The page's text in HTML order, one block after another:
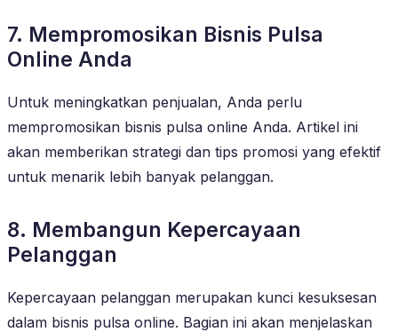
7. Mempromosikan Bisnis Pulsa
Online Anda
Untuk meningkatkan penjualan, Anda perlu
mempromosikan bisnis pulsa online Anda. Artikel ini
akan memberikan strategi dan tips promosi yang efektif
untuk menarik lebih banyak pelanggan.
8. Membangun Kepercayaan
Pelanggan
Kepercayaan pelanggan merupakan kunci kesuksesan
dalam bisnis pulsa online. Bagian ini akan menjelaskan